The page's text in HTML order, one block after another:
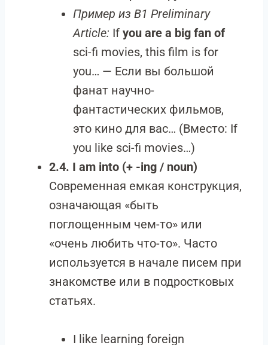
Пример из B1 Preliminary
Article: If you are a big fan of
sci-fi movies, this film is for
you… — Если вы большой
фанат научно-
фантастических фильмов,
это кино для вас… (Вместо: If
you like sci-fi movies…)
2.4. I am into (+ -ing / noun)
Современная емкая конструкция,
означающая «быть
поглощенным чем-то» или
«очень любить что-то». Часто
используется в начале писем при
знакомстве или в подростковых
статьях.
I like learning foreign